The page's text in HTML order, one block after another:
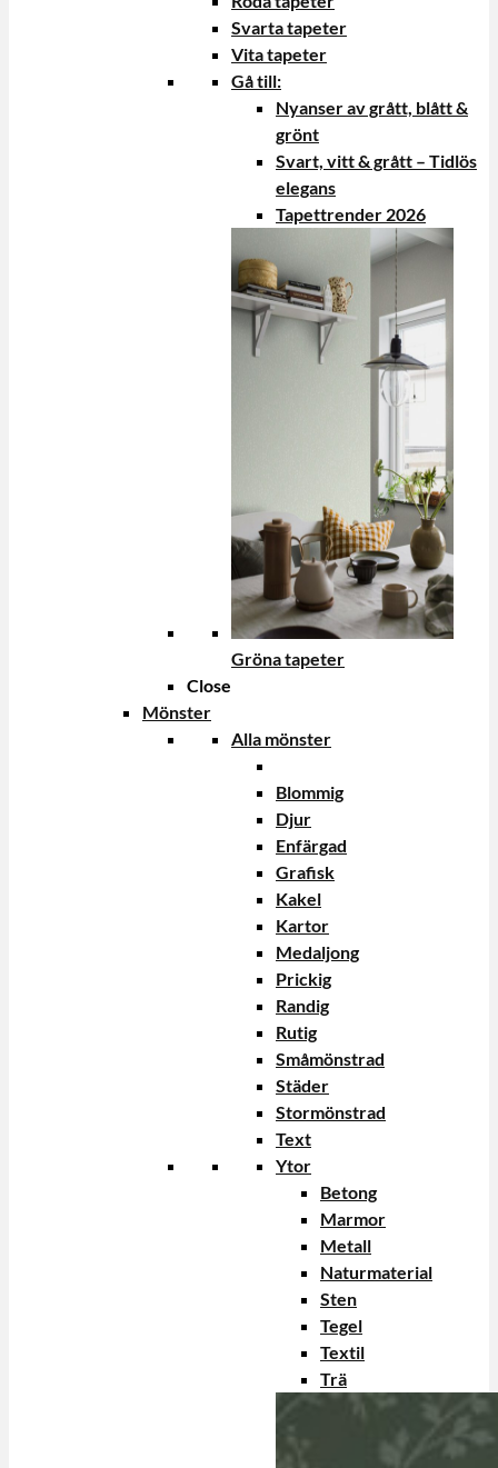
Svarta tapeter
Vita tapeter
Gå till:
Nyanser av grått, blått &
grönt
Svart, vitt & grått – Tidlös
elegans
Tapettrender 2026
Gröna tapeter
Close
Mönster
Alla mönster
Blommig
Djur
Enfärgad
Grafisk
Kakel
Kartor
Medaljong
Prickig
Randig
Rutig
Småmönstrad
Städer
Stormönstrad
Text
Ytor
Betong
Marmor
Metall
Naturmaterial
Sten
Tegel
Textil
Trä